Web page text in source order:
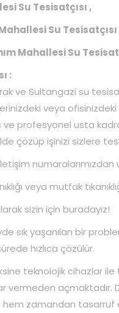
Su Tesisatçısı ,
Su Tesisatçısı
Mahallesi Su
:
ve Sultangazi su
veya
ve profesyonel usta
çözüp işinizi sizlere
veya mutfak
sizin için buradayız!
sık yaşanılan bir
hızlıca çözülür.
teknolojik cihazlar ile
vermeden
hem zamandan